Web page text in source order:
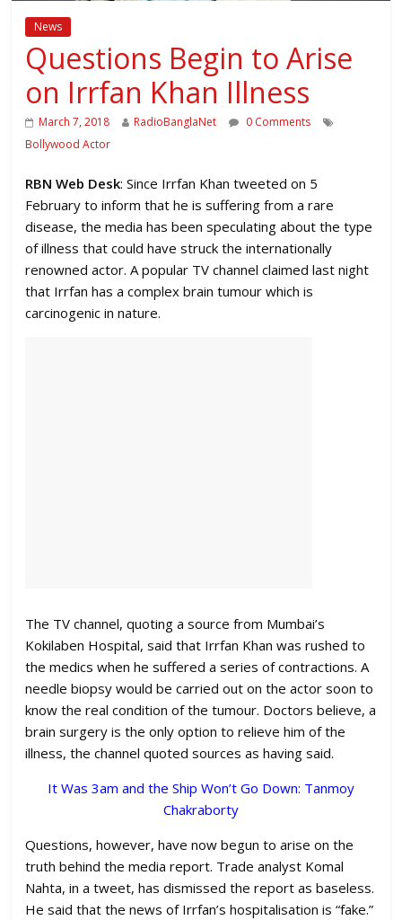
News
Questions Begin to Arise
on Irrfan Khan Illness
March 7, 2018 RadioBanglaNet
0 Comments
Bollywood Actor
RBN Web Desk: Since Irrfan Khan tweeted on 5
February to inform that he is suffering from a rare
disease, the media has been speculating about the type
of illness that could have struck the internationally
renowned actor. A popular TV channel claimed last night
that Irrfan has a complex brain tumour which is
carcinogenic in nature.
The TV channel, quoting a source from Mumbai’s
Kokilaben Hospital, said that Irrfan Khan was rushed to
the medics when he suffered a series of contractions. A
needle biopsy would be carried out on the actor soon to
know the real condition of the tumour. Doctors believe, a
brain surgery is the only option to relieve him of the
illness, the channel quoted sources as having said.
It Was 3am and the Ship Won’t Go Down: Tanmoy
Chakraborty
Questions, however, have now begun to arise on the
truth behind the media report. Trade analyst Komal
Nahta, in a tweet, has dismissed the report as baseless.
He said that the news of Irrfan’s hospitalisation is “fake.”